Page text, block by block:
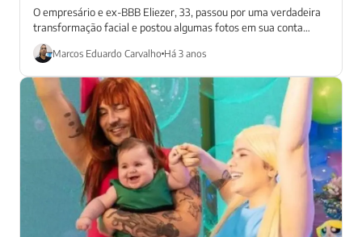
O empresário e ex-BBB Eliezer, 33, passou por uma verdadeira
transformação facial e postou algumas fotos em sua conta
oficial do Instagram....
Marcos Eduardo Carvalho Há 3 anos